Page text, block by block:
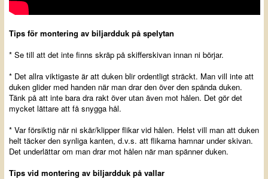
Tips för montering av biljardduk på spelytan
* Se till att det inte finns skräp på skifferskivan innan ni börjar.
* Det allra viktigaste är att duken blir ordentligt sträckt. Man vill inte att
duken glider med handen när man drar den över den spända duken.
Tänk på att inte bara dra rakt över utan även mot hålen. Det gör det
mycket lättare att få snygga hål.
* Var försiktig när ni skär/klipper flikar vid hålen. Helst vill man att duken
helt täcker den synliga kanten, d.v.s. att flikarna hamnar under skivan.
Det underlättar om man drar mot hålen när man spänner duken.
Tips vid montering av biljardduk på vallar